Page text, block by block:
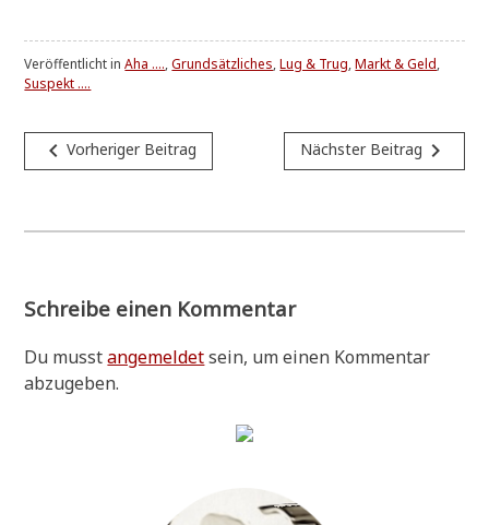
Veröffentlicht inAha ....,Grundsätzliches,Lug & Trug,Markt & Geld,
Suspekt ....
Beitragsnavigation
navigate_beforeVorheriger Beitrag Nächster Beitrag navigate_next
Schreibe einen Kommentar
Du musstangemeldetsein, um einen Kommentar
abzugeben.